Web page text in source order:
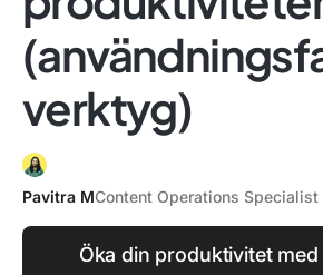
verktyg)
Pavitra MContent Operations Specialist
Öka din produktivitet med